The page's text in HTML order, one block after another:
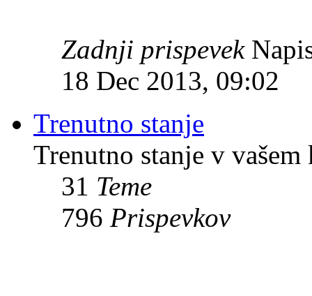
Zadnji prispevek
18 Dec 2013, 09:02
Trenutno stanje
Trenutno stanje v vašem
31 Teme
796 Prispevkov